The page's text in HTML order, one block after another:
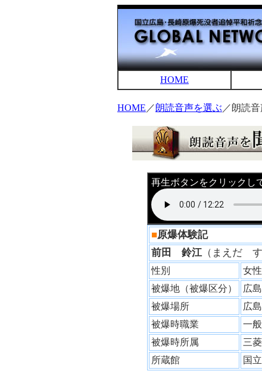
HOME
HOME ／朗読音声を選ぶ ／朗読音
再生ボタンをクリックし
■原爆体験記
前田 鈴江（まえだ
性別 女
被爆地（被爆区分）
広
被爆場所
広
被爆時職業
一
被爆時所属
三
所蔵館
国